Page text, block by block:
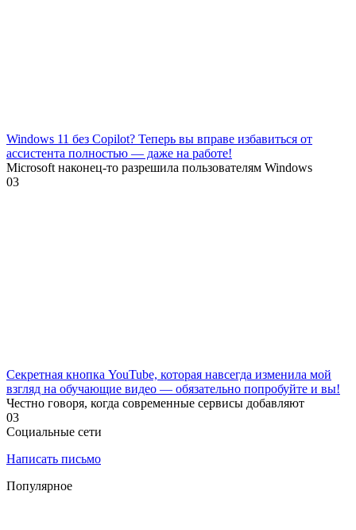
Windows 11 без Copilot? Теперь вы вправе избавиться от
ассистента полностью — даже на работе!
Microsoft наконец-то разрешила пользователям Windows
03
Секретная кнопка YouTube, которая навсегда изменила мой
взгляд на обучающие видео — обязательно попробуйте и вы!
Честно говоря, когда современные сервисы добавляют
03
Социальные сети
Написать письмо
Популярное